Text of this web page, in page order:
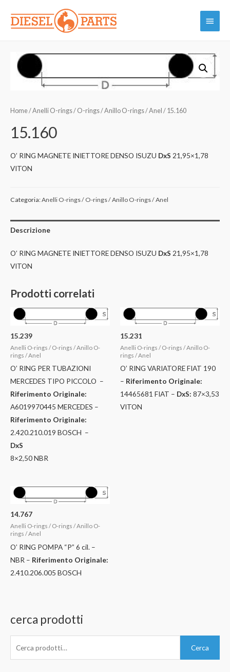
contenuto
Menu
Home/Anelli O-rings / O-rings / Anillo O-rings / Anel / 15.160
15.160
O’ RING MAGNETE INIETTORE DENSO ISUZU DxS 21,95×1,78
VITON
Categoria:Anelli O-rings / O-rings / Anillo O-rings / Anel
Descrizione
O’ RING MAGNETE INIETTORE DENSO ISUZU DxS 21,95×1,78
VITON
Prodotti correlati
15.239
Anelli O-rings / O-rings / Anillo O-
rings / Anel
O’ RING PER TUBAZIONI
MERCEDES TIPO PICCOLO –
Riferimento Originale:
A6019970445 MERCEDES –
Riferimento Originale:
2.420.210.019 BOSCH –
DxS
8×2,50 NBR
15.231
Anelli O-rings / O-rings / Anillo O-
rings / Anel
O’ RING VARIATORE FIAT 190
– Riferimento Originale:
14465681 FIAT – DxS: 87×3,53
VITON
14.767
Anelli O-rings / O-rings / Anillo O-
rings / Anel
O’ RING POMPA “P” 6 cil. –
NBR – Riferimento Originale:
2.410.206.005 BOSCH
cerca prodotti
Cerca